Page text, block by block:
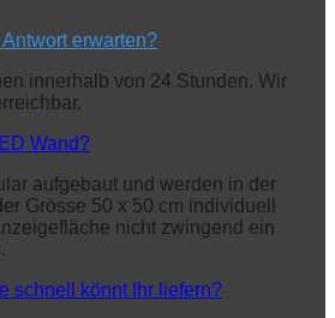
erwarten?
innerhalb von 24 Stunden. Wir
Wand?
aufgebaut und werden in der
Grösse 50 x 50 cm individuell
nicht zwingend ein
schnell könnt Ihr liefern?